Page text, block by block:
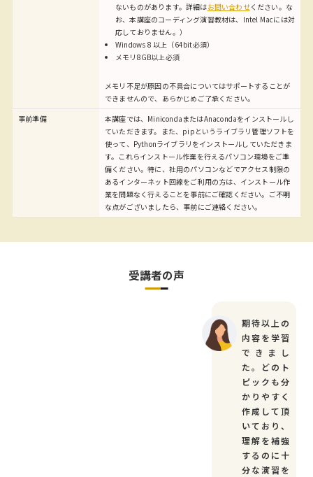
ないものがあります。詳細はお問い合わせください。な
お、本講座のコーディング演習教材は、Intel Macには対
応しておりません。）
Windows 8 以上（64bit必須）
メモリ8GB以上必須
メモリ不足が原因の不具合についてはサポートすることが
できませんので、あらかじめご了承ください。
事前準備
本講座では、MinicondaまたはAnacondaをインストールし
ていただきます。また、pipというライブラリ管理ソフトを
使って、Pythonライブラリをインストールしていただきま
す。これらインストール作業を行えるパソコン環境をご準
備ください。特に、社用のパソコンなどでアクセス制限の
あるインターネット回線をご利用の方は、インストール作
業を問題なく行えることを事前にご確認ください。ご不明
な点がございましたら、事前にご連絡ください。
受講者の声
期待以上の
内容を学習
できまし
た。どのト
ピックも分
かりやすく
作成して頂
いており、
理解を補強
するのに十
分な演習を